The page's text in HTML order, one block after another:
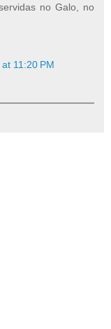
no Galo, no
11:20 PM